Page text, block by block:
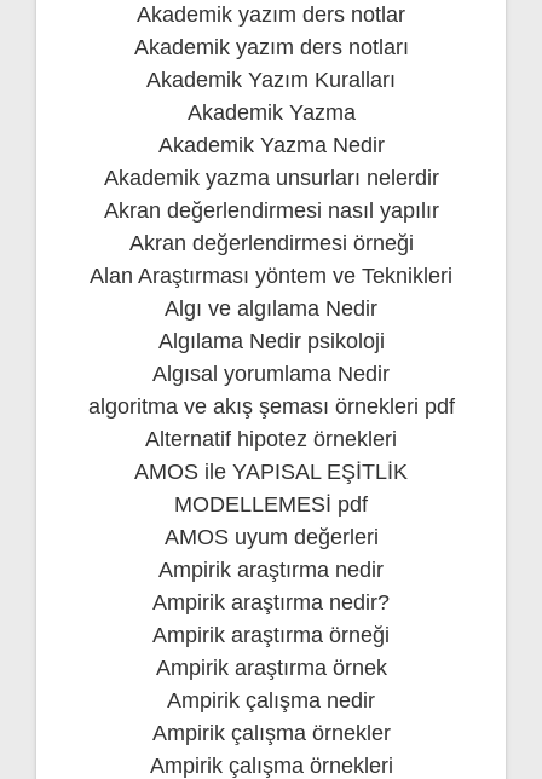
Akademik yazım ders notlar
Akademik yazım ders notları
Akademik Yazım Kuralları
Akademik Yazma
Akademik Yazma Nedir
Akademik yazma unsurları nelerdir
Akran değerlendirmesi nasıl yapılır
Akran değerlendirmesi örneği
Alan Araştırması yöntem ve Teknikleri
Algı ve algılama Nedir
Algılama Nedir psikoloji
Algısal yorumlama Nedir
algoritma ve akış şeması örnekleri pdf
Alternatif hipotez örnekleri
AMOS ile YAPISAL EŞİTLİK
MODELLEMESİ pdf
AMOS uyum değerleri
Ampirik araştırma nedir
Ampirik araştırma nedir?
Ampirik araştırma örneği
Ampirik araştırma örnek
Ampirik çalışma nedir
Ampirik çalışma örnekler
Ampirik çalışma örnekleri